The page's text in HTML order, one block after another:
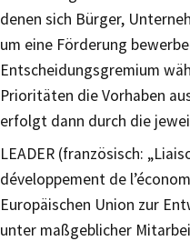
denen sich Bürger,
um eine Förderung
Entscheidungsgremium
Prioritäten die Vorhaben
erfolgt dann durch die
LEADER (französisch:
développement de
Europäischen Union zur
unter maßgeblicher